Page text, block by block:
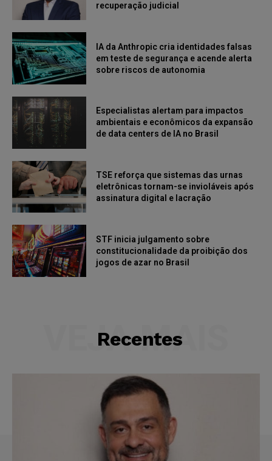
recuperação judicial
IA da Anthropic cria identidades falsas
em teste de segurança e acende alerta
sobre riscos de autonomia
Especialistas alertam para impactos
ambientais e econômicos da expansão
de data centers de IA no Brasil
TSE reforça que sistemas das urnas
eletrônicas tornam-se invioláveis após
assinatura digital e lacração
STF inicia julgamento sobre
constitucionalidade da proibição dos
jogos de azar no Brasil
Recentes
VEJA MAIS